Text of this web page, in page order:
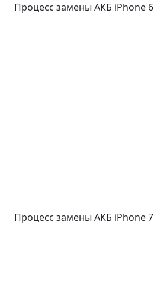
Процесс замены АКБ iPhone 6
Процесс замены АКБ iPhone 7